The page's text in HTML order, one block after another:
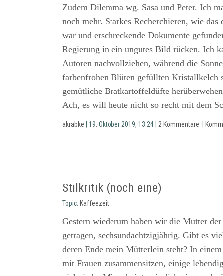
Zudem Dilemma wg. Sasa und Peter. Ich
noch mehr. Starkes Recherchieren, wie
war und erschreckende Dokumente
Regierung in ein ungutes Bild rücken. Ich
Autoren nachvollziehen, während die
farbenfrohen Blüten gefüllten Kristallkelch
gemütliche Bratkartoffeldüfte
Ach, es will heute nicht so recht mit dem
akrabke | 19. Oktober 2019, 13:24 | 2 Kommentare
Stilkritik (noch eine)
Topic: Kaffeezeit
Gestern wiederum haben wir die Mutter
getragen, sechsundachtzigjährig. Gibt es
deren Ende mein Mütterlein steht? In
mit Frauen zusammensitzen, einige